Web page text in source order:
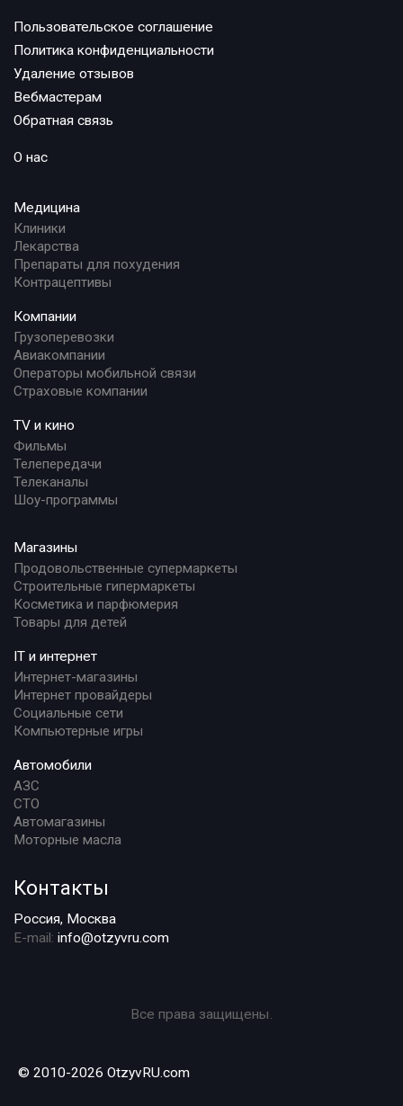
Пользовательское соглашение
Политика конфиденциальности
Удаление отзывов
Вебмастерам
Обратная связь
О нас
Медицина
Клиники
Лекарства
Препараты для похудения
Контрацептивы
Компании
Грузоперевозки
Авиакомпании
Операторы мобильной связи
Страховые компании
TV и кино
Фильмы
Телепередачи
Телеканалы
Шоу-программы
Магазины
Продовольственные супермаркеты
Строительные гипермаркеты
Косметика и парфюмерия
Товары для детей
IT и интернет
Интернет-магазины
Интернет провайдеры
Социальные сети
Компьютерные игры
Автомобили
АЗС
СТО
Автомагазины
Моторные масла
Контакты
Россия, Москва
E-mail: info@otzyvru.com
Все права защищены.
© 2010-2026 OtzyvRU.com